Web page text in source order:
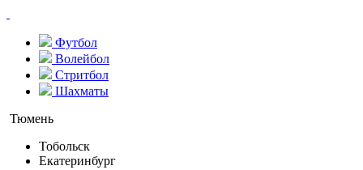
Футбол
Волейбол
Стритбол
Шахматы
Тюмень
Тобольск
Екатеринбург